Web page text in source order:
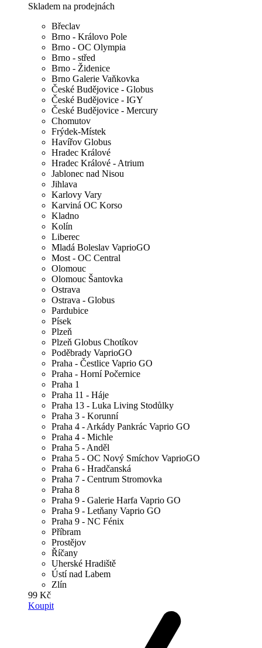
Skladem na prodejnách
Břeclav
Brno - Královo Pole
Brno - OC Olympia
Brno - střed
Brno - Židenice
Brno Galerie Vaňkovka
České Budějovice - Globus
České Budějovice - IGY
České Budějovice - Mercury
Chomutov
Frýdek-Místek
Havířov Globus
Hradec Králové
Hradec Králové - Atrium
Jablonec nad Nisou
Jihlava
Karlovy Vary
Karviná OC Korso
Kladno
Kolín
Liberec
Mladá Boleslav VaprioGO
Most - OC Central
Olomouc
Olomouc Šantovka
Ostrava
Ostrava - Globus
Pardubice
Písek
Plzeň
Plzeň Globus Chotíkov
Poděbrady VaprioGO
Praha - Čestlice Vaprio GO
Praha - Horní Počernice
Praha 1
Praha 11 - Háje
Praha 13 - Luka Living Stodůlky
Praha 3 - Korunní
Praha 4 - Arkády Pankrác Vaprio GO
Praha 4 - Michle
Praha 5 - Anděl
Praha 5 - OC Nový Smíchov VaprioGO
Praha 6 - Hradčanská
Praha 7 - Centrum Stromovka
Praha 8
Praha 9 - Galerie Harfa Vaprio GO
Praha 9 - Letňany Vaprio GO
Praha 9 - NC Fénix
Příbram
Prostějov
Říčany
Uherské Hradiště
Ústí nad Labem
Zlín
99 Kč
Koupit